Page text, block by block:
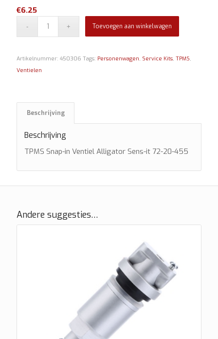
€6.25
Toevoegen aan winkelwagen
Artikelnummer: 450306 Tags: Personenwagen, Service Kits, TPMS,
Ventielen
Beschrijving
Beschrijving
TPMS Snap-in Ventiel Alligator Sens-it 72-20-455
Andere suggesties…